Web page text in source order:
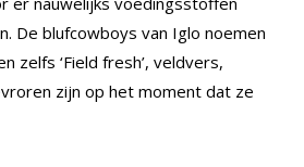
De blufcowboys van Iglo noemen
zelfs ‘Field fresh’, veldvers,
zijn op het moment dat ze